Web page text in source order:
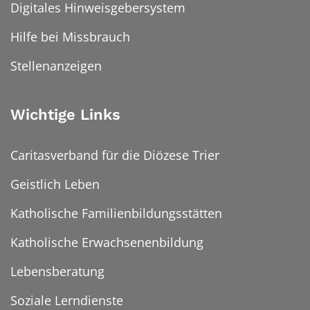
Digitales Hinweisgebersystem
Hilfe bei Missbrauch
Stellenanzeigen
Wichtige Links
Caritasverband für die Diözese Trier
Geistlich Leben
Katholische Familienbildungsstätten
Katholische Erwachsenenbildung
Lebensberatung
Soziale Lerndienste